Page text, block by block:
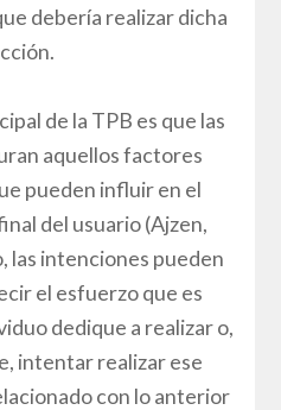
debería realizar dicha
de la TPB es que las
aquellos factores
pueden influir en el
del usuario (Ajzen,
las intenciones pueden
el esfuerzo que es
dedique a realizar o,
intentar realizar ese
con lo anterior